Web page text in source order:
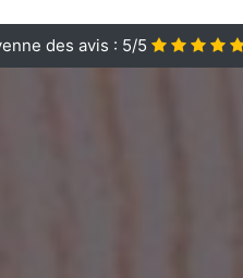
des avis : 5/5